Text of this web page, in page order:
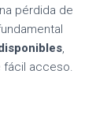
pérdida de
,
fácil acceso.